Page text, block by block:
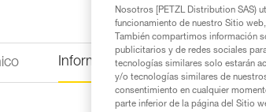
Información técnica
Nosotros [PETZL Distribution SAS)
funcionamiento de nuestro Sitio
También compartimos información
publicitarios y de redes sociales
tecnologías similares solo estarán
y/o tecnologías similares de
consentimiento en cualquier
parte inferior de la página del Sitio